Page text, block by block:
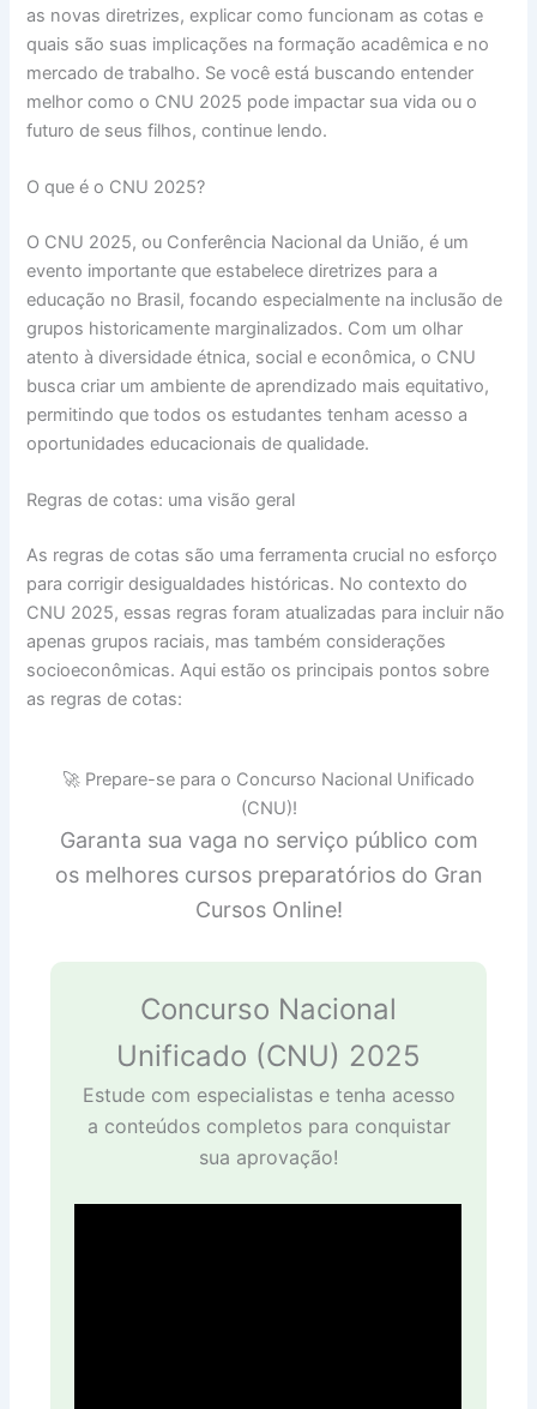
as novas diretrizes, explicar como funcionam as cotas e
quais são suas implicações na formação acadêmica e no
mercado de trabalho. Se você está buscando entender
melhor como o CNU 2025 pode impactar sua vida ou o
futuro de seus filhos, continue lendo.
O que é o CNU 2025?
O CNU 2025, ou Conferência Nacional da União, é um
evento importante que estabelece diretrizes para a
educação no Brasil, focando especialmente na inclusão de
grupos historicamente marginalizados. Com um olhar
atento à diversidade étnica, social e econômica, o CNU
busca criar um ambiente de aprendizado mais equitativo,
permitindo que todos os estudantes tenham acesso a
oportunidades educacionais de qualidade.
Regras de cotas: uma visão geral
As regras de cotas são uma ferramenta crucial no esforço
para corrigir desigualdades históricas. No contexto do
CNU 2025, essas regras foram atualizadas para incluir não
apenas grupos raciais, mas também considerações
socioeconômicas. Aqui estão os principais pontos sobre
as regras de cotas:
🚀 Prepare-se para o Concurso Nacional Unificado
(CNU)!
Garanta sua vaga no serviço público com
os melhores cursos preparatórios do Gran
Cursos Online!
Concurso Nacional
Unificado (CNU) 2025
Estude com especialistas e tenha acesso
a conteúdos completos para conquistar
sua aprovação!